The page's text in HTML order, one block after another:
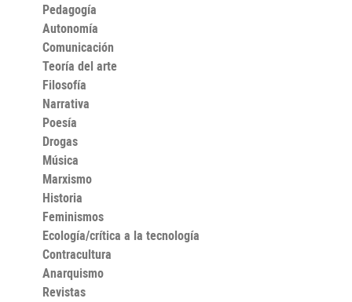
Pedagogía
Autonomía
Comunicación
Teoría del arte
Filosofía
Narrativa
Poesía
Drogas
Música
Marxismo
Historia
Feminismos
Ecología/crítica a la tecnología
Contracultura
Anarquismo
Revistas